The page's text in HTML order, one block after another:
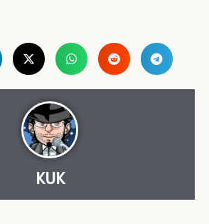
KUK